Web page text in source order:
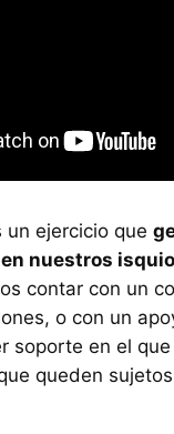
un ejercicio que
nuestros
contar con un
o con un
soporte en el
queden